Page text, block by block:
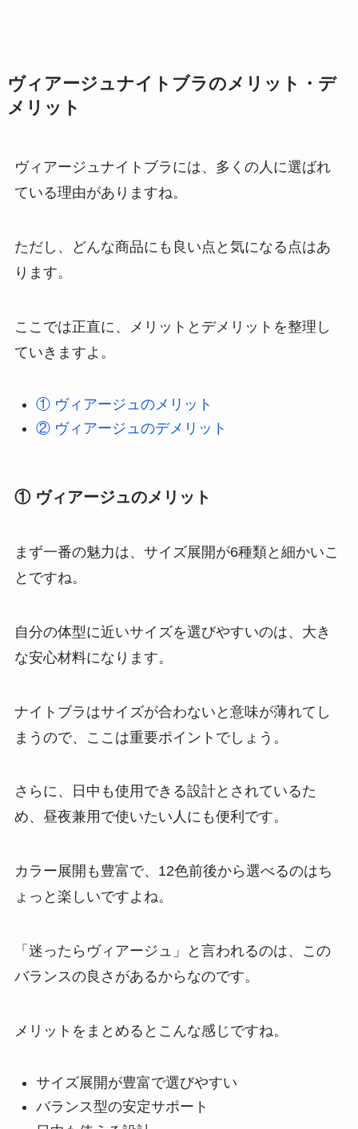
ヴィアージュナイトブラのメリット・デ
メリット
ヴィアージュナイトブラには、多くの人に選ばれ
ている理由がありますね。
ただし、どんな商品にも良い点と気になる点はあ
ります。
ここでは正直に、メリットとデメリットを整理し
ていきますよ。
① ヴィアージュのメリット
② ヴィアージュのデメリット
① ヴィアージュのメリット
まず一番の魅力は、サイズ展開が6種類と細かいこ
とですね。
自分の体型に近いサイズを選びやすいのは、大き
な安心材料になります。
ナイトブラはサイズが合わないと意味が薄れてし
まうので、ここは重要ポイントでしょう。
さらに、日中も使用できる設計とされているた
め、昼夜兼用で使いたい人にも便利です。
カラー展開も豊富で、12色前後から選べるのはち
ょっと楽しいですよね。
「迷ったらヴィアージュ」と言われるのは、この
バランスの良さがあるからなのです。
メリットをまとめるとこんな感じですね。
サイズ展開が豊富で選びやすい
バランス型の安定サポート